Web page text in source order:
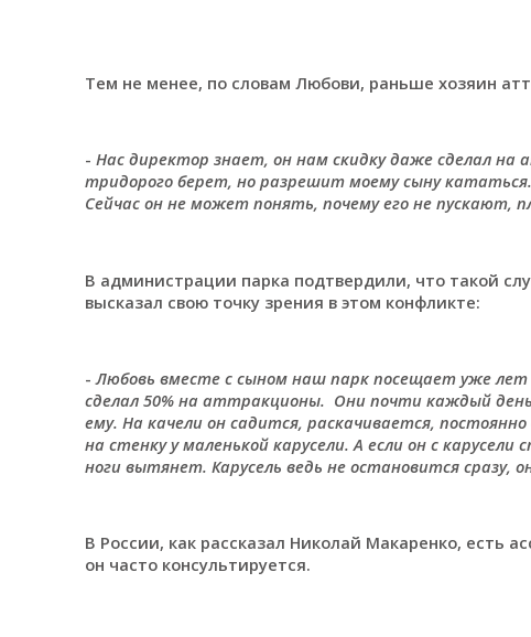
Тем не менее, по словам Любови, раньше хозяин
- Нас директор знает, он нам скидку даже сделал
тридорого берет, но разрешит моему сыну
Сейчас он не может понять, почему его не пускают,
В администрации парка подтвердили, что такой
высказал свою точку зрения в этом конфликте:
-Любовь вместе с сыном наш парк посещает уже
сделал 50% на аттракционы. Они почти каждый
ему. На качели он садится, раскачивается,
на стенку у маленькой карусели. А если он с
ноги вытянет. Карусель ведь не остановится
В России, как рассказал Николай Макаренко, есть
он часто консультируется.